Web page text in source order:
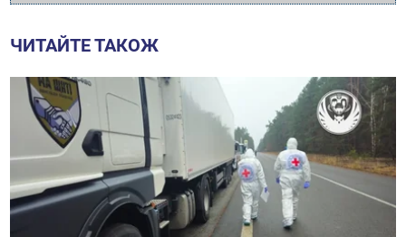
ЧИТАЙТЕ ТАКОЖ